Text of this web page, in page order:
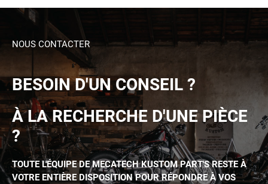
NOUS CONTACTER
BESOIN D'UN CONSEIL ?
À LA RECHERCHE D'UNE PIÈCE
?
TOUTE L'ÉQUIPE DE MECATECH KUSTOM PART'S RESTE À
VOTRE ENTIÈRE DISPOSITION POUR RÉPONDRE À VOS